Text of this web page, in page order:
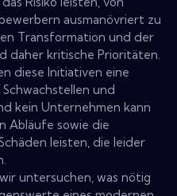
ausmanövriert zu
Transformation und der
daher kritische Prioritäten.
diese Initiativen eine
und
kein Unternehmen kann
Abläufe sowie die
leisten, die leider
untersuchen, was nötig